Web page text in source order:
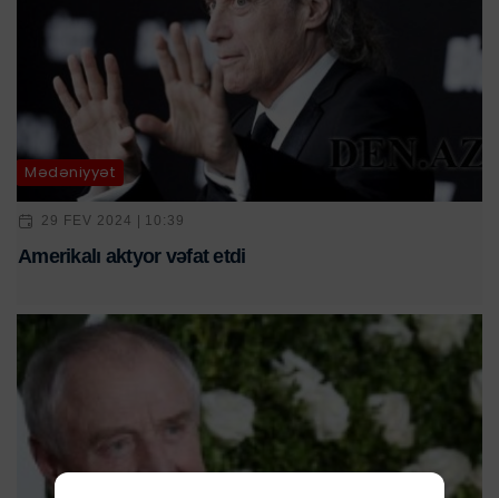
Mədəniyyət
29 FEV 2024 | 10:39
Amerikalı aktyor vəfat etdi